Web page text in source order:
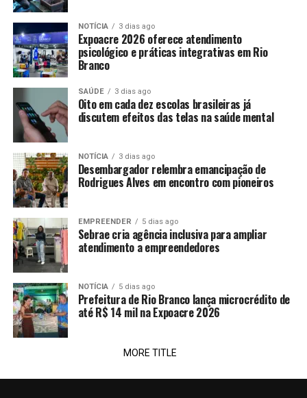
NOTÍCIA 3 dias ago
Expoacre 2026 oferece atendimento
psicológico e práticas integrativas em Rio
Branco
SAÚDE 3 dias ago
Oito em cada dez escolas brasileiras já
discutem efeitos das telas na saúde mental
NOTÍCIA 3 dias ago
Desembargador relembra emancipação de
Rodrigues Alves em encontro com pioneiros
EMPREENDER 5 dias ago
Sebrae cria agência inclusiva para ampliar
atendimento a empreendedores
NOTÍCIA 5 dias ago
Prefeitura de Rio Branco lança microcrédito de
até R$ 14 mil na Expoacre 2026
MORE TITLE